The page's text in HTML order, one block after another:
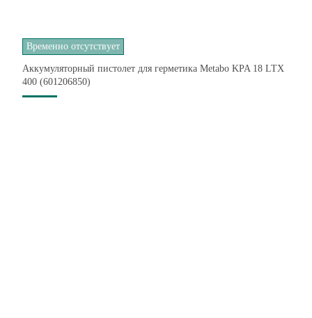
Временно отсутствует
Аккумуляторный пистолет для герметика Metabo KPA 18 LTX
400 (601206850)